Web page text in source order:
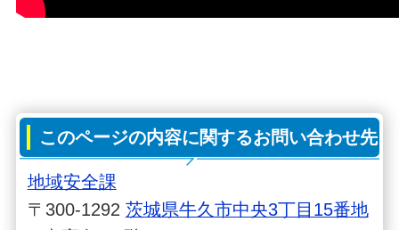
このページの内容に関するお問い合わせ先
地域安全課
〒300-1292 茨城県牛久市中央3丁目15番地